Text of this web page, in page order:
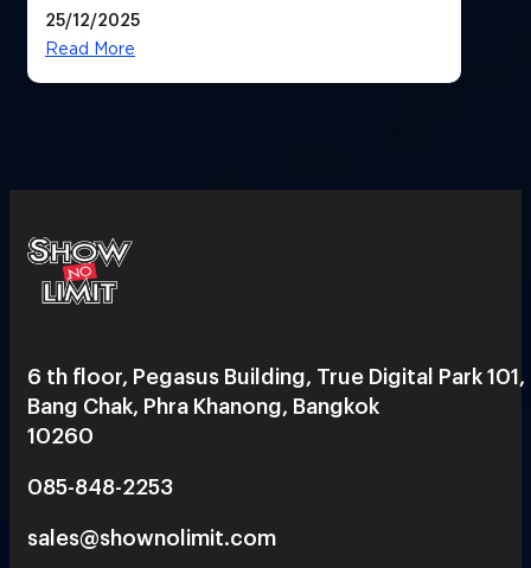
25/12/2025
Read More
6 th floor, Pegasus Building, True Digital Park 101,
Bang Chak, Phra Khanong, Bangkok
10260
085-848-2253
sales@shownolimit.com